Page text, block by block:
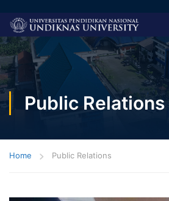
Public Relations
Home Public Relations